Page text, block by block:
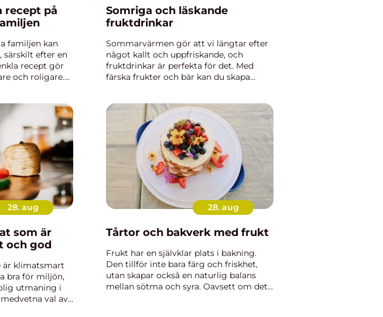
recept på
familjen kan
särskilt efter en
recept gör
och roligare.
Somriga och läskande
fruktdrinkar
Sommarvärmen gör att vi längtar efter
något kallt och uppfriskande, och
fruktdrinkar är perfekta för det. Med
färska frukter och bär kan du skapa
28. aug
som är
och god
är klimatsmart
bra för miljön,
utmaning i
val av
28. aug
Tårtor och bakverk med frukt
Frukt har en självklar plats i bakning.
Den tillför inte bara färg och friskhet,
utan skapar också en naturlig balans
mellan sötma och syra. Oavsett om det